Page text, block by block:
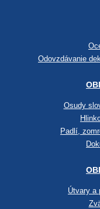
Odovzdávanie
Osudy
Padlí,
Útvary a